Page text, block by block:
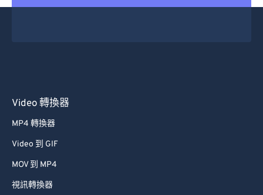
Video 轉換器
MP4 轉換器
Video 到 GIF
MOV 到 MP4
視訊轉換器